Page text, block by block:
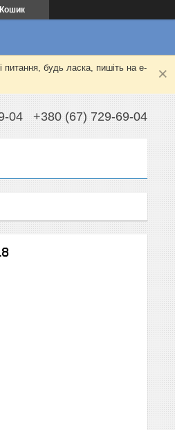
Кошик
будь ласка, пишіть на e-
04 +380 (67) 729-69-04